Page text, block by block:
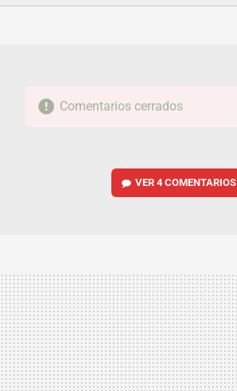
FACEBOOKTWITTERFLIPBOARD
E-
WHATSAPP
Comentarios cerrados
VER4 COMENTARIOS